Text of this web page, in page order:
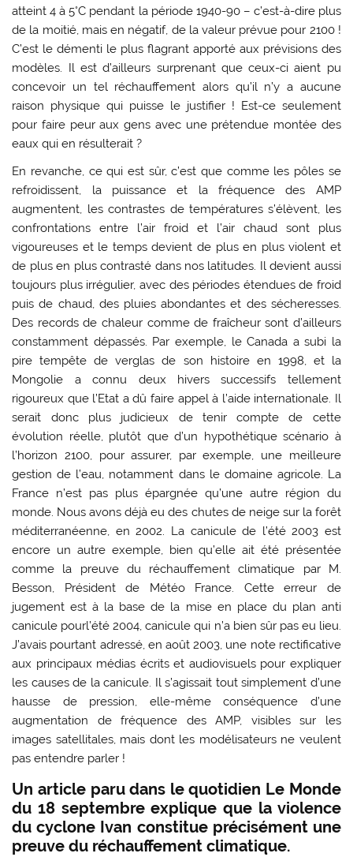
atteint 4 à 5°C pendant la période 1940-90 – c’est-à-dire plus
de la moitié, mais en négatif, de la valeur prévue pour 2100 !
C’est le démenti le plus flagrant apporté aux prévisions des
modèles. Il est d’ailleurs surprenant que ceux-ci aient pu
concevoir un tel réchauffement alors qu’il n’y a aucune
raison physique qui puisse le justifier ! Est-ce seulement
pour faire peur aux gens avec une prétendue montée des
eaux qui en résulterait ?
En revanche, ce qui est sûr, c’est que comme les pôles se
refroidissent, la puissance et la fréquence des AMP
augmentent, les contrastes de températures s’élèvent, les
confrontations entre l’air froid et l’air chaud sont plus
vigoureuses et le temps devient de plus en plus violent et
de plus en plus contrasté dans nos latitudes. Il devient aussi
toujours plus irrégulier, avec des périodes étendues de froid
puis de chaud, des pluies abondantes et des sécheresses.
Des records de chaleur comme de fraîcheur sont d’ailleurs
constamment dépassés. Par exemple, le Canada a subi la
pire tempête de verglas de son histoire en 1998, et la
Mongolie a connu deux hivers successifs tellement
rigoureux que l’Etat a dû faire appel à l’aide internationale. Il
serait donc plus judicieux de tenir compte de cette
évolution réelle, plutôt que d’un hypothétique scénario à
l’horizon 2100, pour assurer, par exemple, une meilleure
gestion de l’eau, notamment dans le domaine agricole. La
France n’est pas plus épargnée qu’une autre région du
monde. Nous avons déjà eu des chutes de neige sur la forêt
méditerranéenne, en 2002. La canicule de l’été 2003 est
encore un autre exemple, bien qu’elle ait été présentée
comme la preuve du réchauffement climatique par M.
Besson, Président de Météo France. Cette erreur de
jugement est à la base de la mise en place du plan anti
canicule pourl’été 2004, canicule qui n’a bien sûr pas eu lieu.
J’avais pourtant adressé, en août 2003, une note rectificative
aux principaux médias écrits et audiovisuels pour expliquer
les causes de la canicule. Il s’agissait tout simplement d’une
hausse de pression, elle-même conséquence d’une
augmentation de fréquence des AMP, visibles sur les
images satellitales, mais dont les modélisateurs ne veulent
pas entendre parler !
Un article paru dans le quotidien Le Monde
du 18 septembre explique que la violence
du cyclone Ivan constitue précisément une
preuve du réchauffement climatique.